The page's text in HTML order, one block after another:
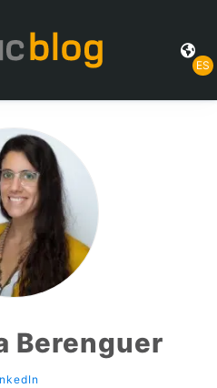
ES
Berenguer